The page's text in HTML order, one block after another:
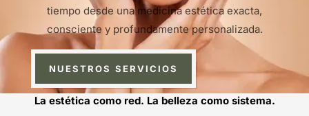
tiempo desde una medicina estética exacta,
consciente y profundamente personalizada.
NUESTROS SERVICIOS
La estética como red. La belleza como sistema.